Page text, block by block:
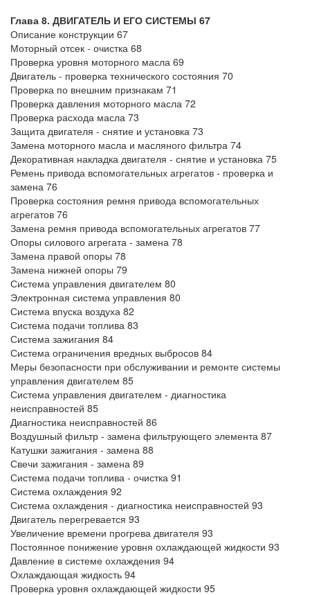
Глава 8. ДВИГАТЕЛЬ И ЕГО СИСТЕМЫ 67
Описание конструкции 67
Моторный отсек - очистка 68
Проверка уровня моторного масла 69
Двигатель - проверка технического состояния 70
Проверка по внешним признакам 71
Проверка давления моторного масла 72
Проверка расхода масла 73
Защита двигателя - снятие и установка 73
Замена моторного масла и масляного фильтра 74
Декоративная накладка двигателя - снятие и установка 75
Ремень привода вспомогательных агрегатов - проверка и
замена 76
Проверка состояния ремня привода вспомогательных
агрегатов 76
Замена ремня привода вспомогательных агрегатов 77
Опоры силового агрегата - замена 78
Замена правой опоры 78
Замена нижней опоры 79
Система управления двигателем 80
Электронная система управления 80
Система впуска воздуха 82
Система подачи топлива 83
Система зажигания 84
Система ограничения вредных выбросов 84
Меры безопасности при обслуживании и ремонте системы
управления двигателем 85
Система управления двигателем - диагностика
неисправностей 85
Диагностика неисправностей 86
Воздушный фильтр - замена фильтрующего элемента 87
Катушки зажигания - замена 88
Свечи зажигания - замена 89
Система подачи топлива - очистка 91
Система охлаждения 92
Система охлаждения - диагностика неисправностей 93
Двигатель перегревается 93
Увеличение времени прогрева двигателя 93
Постоянное понижение уровня охлаждающей жидкости 93
Давление в системе охлаждения 94
Охлаждающая жидкость 94
Проверка уровня охлаждающей жидкости 95